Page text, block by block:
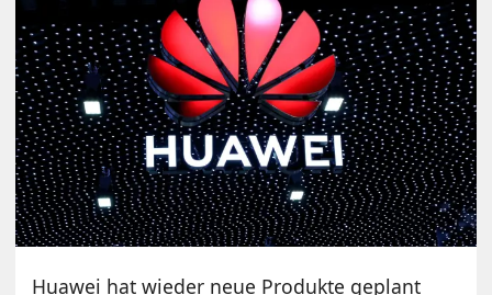
Huawei hat wieder neue Produkte geplant